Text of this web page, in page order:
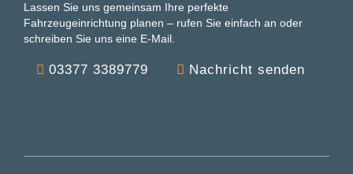
Lassen Sie uns gemeinsam Ihre perfekte
Fahrzeugeinrichtung planen – rufen Sie einfach an oder
schreiben Sie uns eine E-Mail.
03377 3389779 Nachricht senden